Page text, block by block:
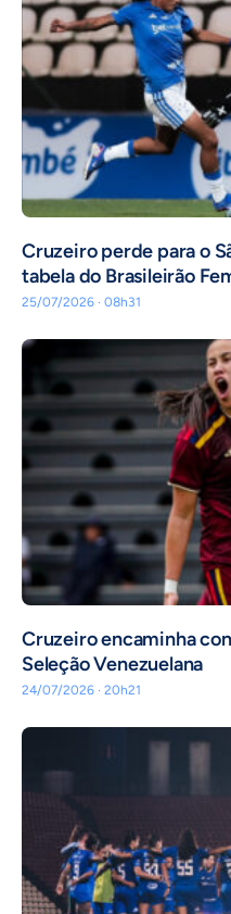
Cruzeiro perde para o
tabela do Brasileirão
25/07/2026 · 08h31
Cruzeiro encaminha
Seleção Venezuelana
24/07/2026 · 20h21